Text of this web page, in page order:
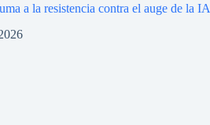
a la resistencia contra el auge de la IA